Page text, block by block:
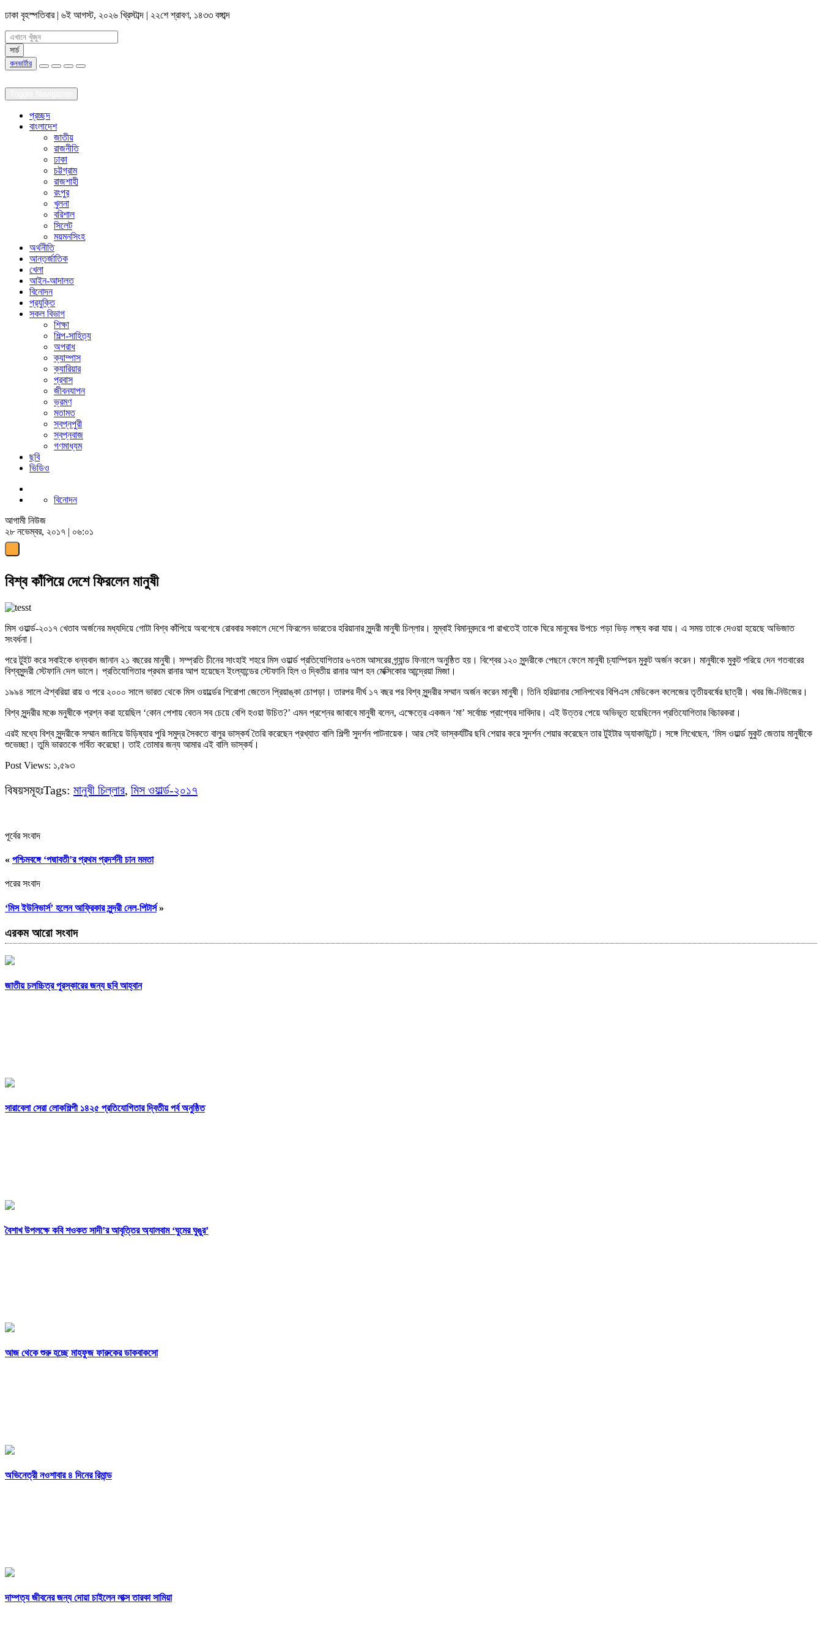
ঢাকা বৃহস্পতিবার | ৬ই আগস্ট, ২০২৬ খ্রিস্টাব্দ | ২২শে শ্রাবণ, ১৪৩৩ বঙ্গাব্দ
কনভার্টার
প্রচ্ছদ
বাংলাদেশ
জাতীয়
রাজনীতি
ঢাকা
চট্টগ্রাম
রাজশাহী
রংপুর
খুলনা
বরিশাল
সিলেট
ময়মনসিংহ
অর্থনীতি
আন্তর্জাতিক
খেলা
আইন-আদালত
বিনোদন
প্রযুক্তি
সকল বিভাগ
শিক্ষা
শিল্প-সাহিত্য
অপরাধ
ক্যাম্পাস
ক্যারিয়ার
প্রবাস
জীবনযাপন
ভ্রমণ
মতামত
স্বপ্নপুরী
স্বপ্নবাজ
গণমাধ্যম
ছবি
ভিডিও
বিনোদন
আগামী নিউজ
২৮ নভেম্বর, ২০১৭ | ০৬:০১
বিশ্ব কাঁপিয়ে দেশে ফিরলেন মানুষী
মিস ওয়ার্ল্ড-২০১৭ খেতাব অর্জনের মধ্যদিয়ে গোটা বিশ্ব কাঁপিয়ে অবশেষে রোববার সকালে দেশে ফিরলেন ভারতের হরিয়ানার সুন্দরী মানুষী চিল্লার। মুম্বাই বিমানবন্দরে পা রাখতেই তাকে ঘিরে মানুষের উপচে পড়া ভিড় লক্ষ্য করা যায়। এ সময় তাকে দেওয়া হয়েছে অভিজাত
সংবর্ধনা।
পরে টুইট করে সবাইকে ধন্যবাদ জানান ২১ বছরের মানুষী। সম্প্রতি চীনের সাংহাই শহরে মিস ওয়ার্ল্ড প্রতিযোগিতার ৬৭তম আসরের গ্র্যান্ড ফিনালে অনুষ্ঠিত হয়। বিশ্বের ১২০ সুন্দরীকে পেছনে ফেলে মানুষী চ্যাম্পিয়ন মুকুট অর্জন করেন। মানুষীকে মুকুট পরিয়ে দেন গতবারের
বিশ্বসুন্দরী স্টেফানি দেল ভালে। প্রতিযোগিতার প্রথম রানার আপ হয়েছেন ইংল্যান্ডের স্টেফানি হিল ও দ্বিতীয় রানার আপ হন মেক্সিকোর আন্দ্রেয়া মিজা।
১৯৯৪ সালে ঐশ্বরিয়া রায় ও পরে ২০০০ সালে ভারত থেকে মিস ওয়ার্ল্ডের শিরোপা জেতেন প্রিয়াঙ্কা চোপড়া। তারপর দীর্ঘ ১৭ বছর পর বিশ্ব সুন্দরীর সম্মান অর্জন করেন মানুষী। তিনি হরিয়ানার সোনিপথের বিপিএস মেডিকেল কলেজের তৃতীয়বর্ষের ছাত্রী। খবর জি-নিউজের।
বিশ্ব সুন্দরীর মঞ্চে মনুষীকে প্রশ্ন করা হয়েছিল ‘কোন পেশায় বেতন সব চেয়ে বেশি হওয়া উচিত?’ এমন প্রশ্নের জাবাবে মানুষী বলেন, এক্ষেত্রে একজন ‘মা’ সর্বোচ্চ প্রাপ্যের দাবিদার। এই উত্তর পেয়ে অভিভূত হয়েছিলেন প্রতিযোগিতার বিচারকরা।
এরই মধ্যে বিশ্ব সুন্দরীকে সম্মান জানিয়ে উড়িষ্যার পুরি সমুদ্র সৈকতে বালুর ভাস্কর্য তৈরি করেছেন প্রখ্যাত বালি শিল্পী সুদর্শন পাটনায়েক। আর সেই ভাস্কর্যটির ছবি শেয়ার করে সুদর্শন শেয়ার করেছেন তার টুইটার অ্যাকাউন্টে। সঙ্গে লিখেছেন, ‘মিস ওয়ার্ল্ড মুকুট জেতায় মানুষীকে
শুভেচ্ছা। তুমি ভারতকে গর্বিত করেছো। তাই তোমার জন্য আমার এই বালি ভাস্কর্য।
Post Views: ১,৫৯৩
বিষয়সমূহঃTags: মানুষী চিল্লার, মিস ওয়ার্ল্ড-২০১৭
পূর্বের সংবাদ
« পশ্চিমবঙ্গে ‘পদ্মাবতী’র প্রথম প্রদর্শনী চান মমতা
পরের সংবাদ
‘মিস ইউনিভার্স’ হলেন আফ্রিকার সুন্দরী নেল-পিটার্স»
এরকম আরো সংবাদ
জাতীয় চলচ্চিত্র পুরস্কারের জন্য ছবি আহ্বান
সারাবেলা সেরা লোকশিল্পী ১৪২৫ প্রতিযোগিতার দ্বিতীয় পর্ব অনুষ্ঠিত
বৈশাখ উপলক্ষে কবি শওকত সাদী’র আবৃত্তির অ্যালবাম ‘ঘুমের ঘুঙুর’
আজ থেকে শুরু হচ্ছে মাহফুজ ফারুকের ডাকবাকসো
অভিনেত্রী নওশাবার ৪ দিনের রিমান্ড
দাম্পত্য জীবনের জন্য দোয়া চাইলেন লাক্স তারকা সামিয়া